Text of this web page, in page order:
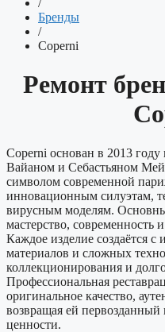
Бренды
/
Coperni
Ремонт
Coperni основан в 2013
Вайаном и Себастьяном
символом современной
инновационным силуэтам,
вирусным моделям.
мастерство, современность
Каждое изделие создаётся
материалов и сложных
коллекционирования и
Профессиональная
оригинальное качество,
возвращая ей первозданный
ценности.